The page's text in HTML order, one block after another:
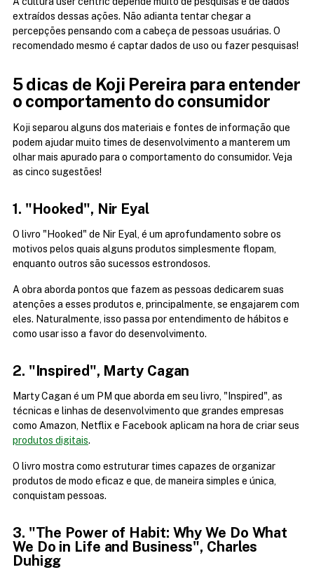
extraídos dessas ações. Não adianta tentar chegar a
percepções pensando com a cabeça de pessoas usuárias. O
recomendado mesmo é captar dados de uso ou fazer pesquisas!
5 dicas de Koji Pereira para entender
o comportamento do consumidor
Koji separou alguns dos materiais e fontes de informação que
podem ajudar muito times de desenvolvimento a manterem um
olhar mais apurado para o comportamento do consumidor. Veja
as cinco sugestões!
1. "Hooked", Nir Eyal
O livro "Hooked" de Nir Eyal, é um aprofundamento sobre os
motivos pelos quais alguns produtos simplesmente flopam,
enquanto outros são sucessos estrondosos.
A obra aborda pontos que fazem as pessoas dedicarem suas
atenções a esses produtos e, principalmente, se engajarem com
eles. Naturalmente, isso passa por entendimento de hábitos e
como usar isso a favor do desenvolvimento.
2. "Inspired", Marty Cagan
Marty Cagan é um PM que aborda em seu livro, "Inspired", as
técnicas e linhas de desenvolvimento que grandes empresas
produtos digitais.
O livro mostra como estruturar times capazes de organizar
produtos de modo eficaz e que, de maneira simples e única,
conquistam pessoas.
3. "The Power of Habit: Why We Do What
We Do in Life and Business", Charles
Duhigg